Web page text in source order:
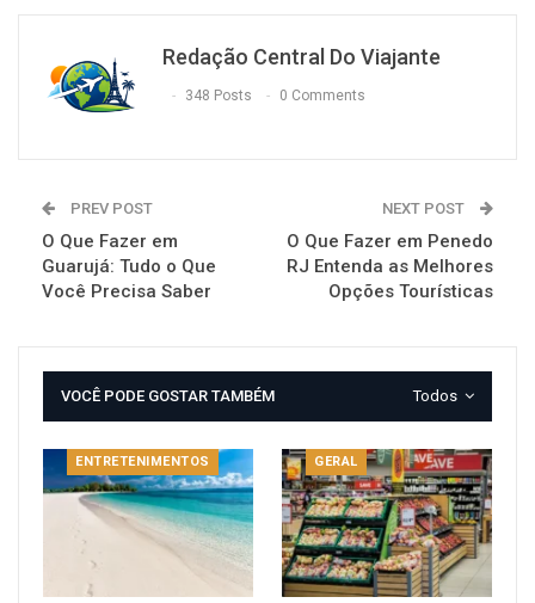
Redação Central Do Viajante
348 Posts 0 Comments
PREV POST
O Que Fazer em
Guarujá: Tudo o Que
Você Precisa Saber
NEXT POST
O Que Fazer em Penedo
RJ Entenda as Melhores
Opções Tourísticas
Todos
VOCÊ PODE GOSTAR TAMBÉM
ENTRETENIMENTOS GERAL